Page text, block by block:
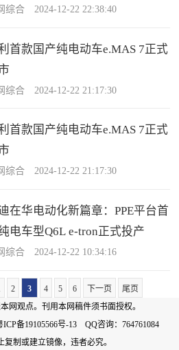
综合 2024-12-22 22:38:40
首款国产纯电动车e.MAS 7正式
综合 2024-12-22 21:17:30
首款国产纯电动车e.MAS 7正式
综合 2024-12-22 21:17:30
在华电动化新篇章：PPE平台首
电车型Q6L e-tron正式投产
综合 2024-12-22 10:34:16
2 3 4 5 6 下一页
尾页
网观点。刊用本网稿件须书面授权。
ICP备19105566号-13
QQ咨询：764761084
复制或建立镜像，违者必究。